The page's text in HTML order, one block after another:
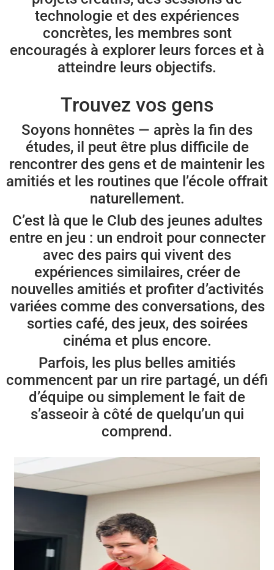
technologie et des expériences
concrètes, les membres sont
encouragés à explorer leurs forces et à
atteindre leurs objectifs.
Trouvez vos gens
Soyons honnêtes — après la fin des
études, il peut être plus difficile de
rencontrer des gens et de maintenir les
amitiés et les routines que l’école offrait
naturellement.
C’est là que le Club des jeunes adultes
entre en jeu : un endroit pour connecter
avec des pairs qui vivent des
expériences similaires, créer de
nouvelles amitiés et profiter d’activités
variées comme des conversations, des
sorties café, des jeux, des soirées
cinéma et plus encore.
Parfois, les plus belles amitiés
commencent par un rire partagé, un défi
d’équipe ou simplement le fait de
s’asseoir à côté de quelqu’un qui
comprend.